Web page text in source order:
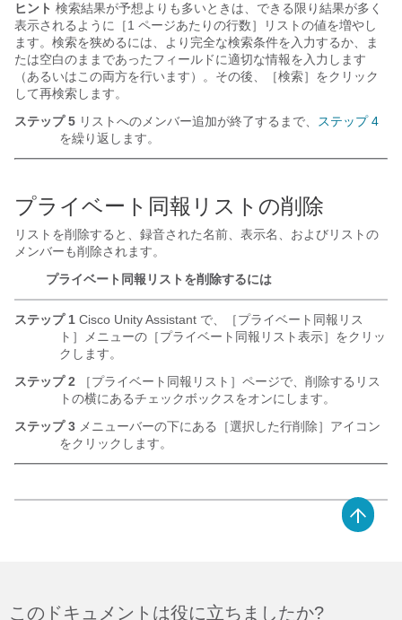
ヒント 検索結果が予想よりも多いときは、できる限り結果が多く
表示されるように［1 ページあたりの行数］リストの値を増やし
ます。検索を狭めるには、より完全な検索条件を入力するか、ま
たは空白のままであったフィールドに適切な情報を入力します
（あるいはこの両方を行います）。その後、［検索］をクリック
して再検索します。
ステップ 5 リストへのメンバー追加が終了するまで、
ステップ 4
を繰り返します。
プライベート同報リストの削除
リストを削除すると、録音された名前、表示名、およびリストの
メンバーも削除されます。
プライベート同報リストを削除するには
ステップ 1 Cisco Unity Assistant で、［プライベート同報リス
ト］メニューの［プライベート同報リスト表示］をクリッ
クします。
ステップ 2 ［プライベート同報リスト］ページで、削除するリス
トの横にあるチェックボックスをオンにします。
ステップ 3 メニューバーの下にある［選択した行削除］アイコン
をクリックします。
このドキュメントは役に立ちましたか?